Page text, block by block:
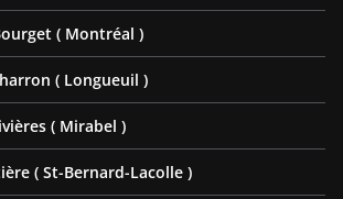
( Montréal )
( Longueuil )
( Mirabel )
( St-Bernard-Lacolle )